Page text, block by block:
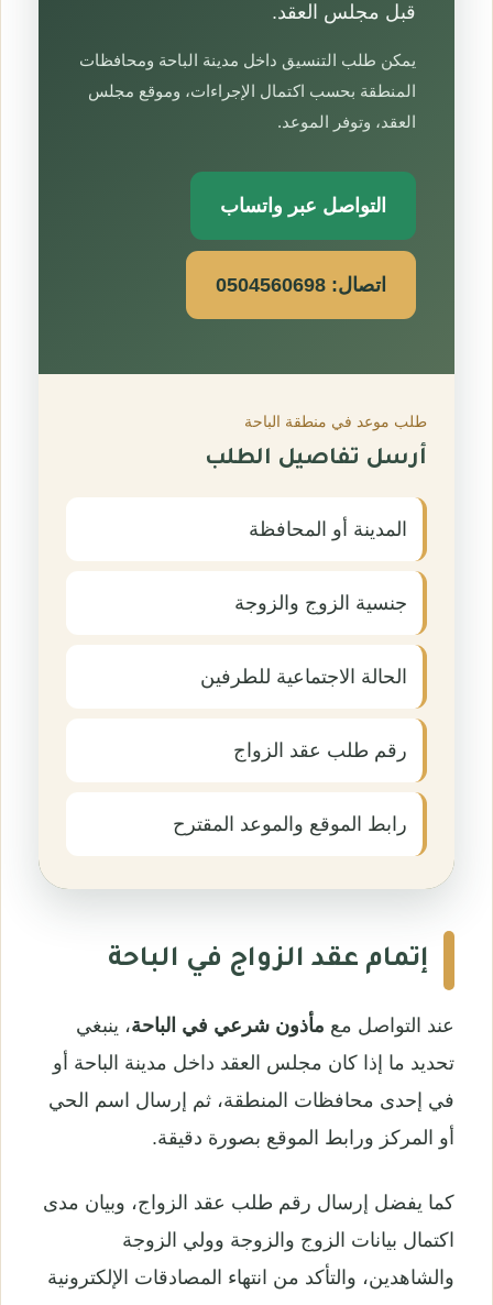
قبل مجلس العقد.
يمكن طلب التنسيق داخل مدينة الباحة ومحافظات
المنطقة بحسب اكتمال الإجراءات، وموقع مجلس
العقد، وتوفر الموعد.
التواصل عبر واتساب
اتصال: 0504560698
طلب موعد في منطقة الباحة
أرسل تفاصيل الطلب
المدينة أو المحافظة
جنسية الزوج والزوجة
الحالة الاجتماعية للطرفين
رقم طلب عقد الزواج
رابط الموقع والموعد المقترح
إتمام عقد الزواج في الباحة
عند التواصل مع مأذون شرعي في الباحة، ينبغي
تحديد ما إذا كان مجلس العقد داخل مدينة الباحة أو
في إحدى محافظات المنطقة، ثم إرسال اسم الحي
أو المركز ورابط الموقع بصورة دقيقة.
كما يفضل إرسال رقم طلب عقد الزواج، وبيان مدى
اكتمال بيانات الزوج والزوجة وولي الزوجة
والشاهدين، والتأكد من انتهاء المصادقات الإلكترونية